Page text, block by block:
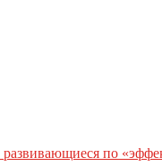
развивающиеся по